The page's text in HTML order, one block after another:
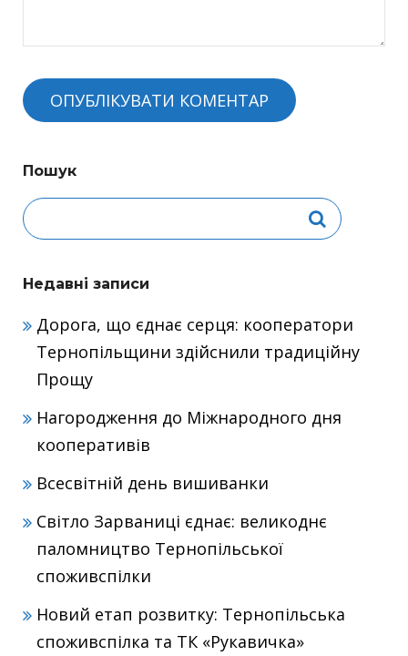
Пошук
Недавні записи
Дорога, що єднає серця: кооператори
Тернопільщини здійснили традиційну
Прощу
Нагородження до Міжнародного дня
кооперативів
Всесвітній день вишиванки
Світло Зарваниці єднає: великоднє
паломництво Тернопільської
споживспілки
Новий етап розвитку: Тернопільська
споживспілка та ТК «Рукавичка»